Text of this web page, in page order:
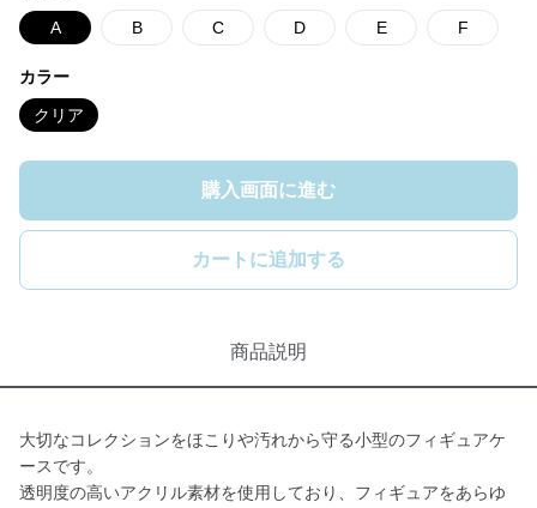
A B C D E F
カラー
クリア
購入画面に進む
カートに追加する
商品説明
大切なコレクションをほこりや汚れから守る小型のフィギュアケ
ースです。
透明度の高いアクリル素材を使用しており、フィギュアをあらゆ